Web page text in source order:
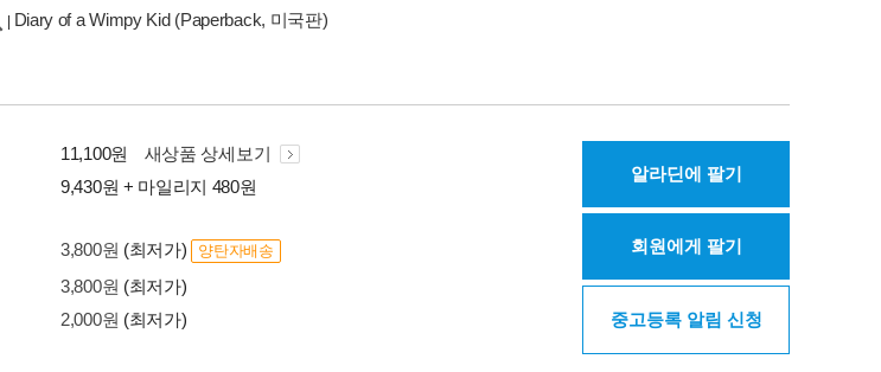
Diary of a Wimpy Kid (Paperback, 미국판)
11,100원
새상품 상세보기
9,430원 + 마일리지 480원
3,800원 (최저가) 양탄자배송
3,800원 (최저가)
2,000원 (최저가)
알라딘에 팔기
회원에게 팔기
중고등록 알림 신청